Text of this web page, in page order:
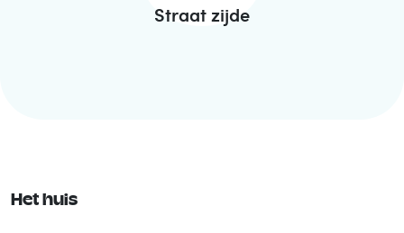
Straat zijde
Het huis